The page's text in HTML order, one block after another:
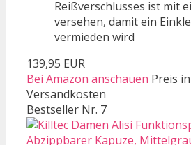
Reißverschlusses ist mit
versehen, damit ein
vermieden wird
139,95 EUR
Bei Amazon anschauen Preis
Versandkosten
Bestseller Nr. 7